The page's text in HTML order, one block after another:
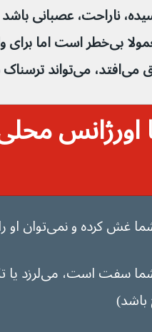
ناراحت، عصبانی باشد
شود. این معمولا بی‌خطر
باشد.
اورژانس
کرده و نمی‌توان او را بیدار کرد